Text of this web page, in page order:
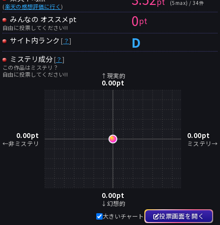
(楽天の感想評価に行く) (5max) / 34件
みんなの オススメpt
自由に投票してください!! 0pt
サイト内ランク [ ？] D
ミステリ成分 [？ ]
この作品はミステリ？
自由に投票してください!!
↑現実的
0.00pt
0.00pt
←非ミステリ
0.00pt
ミステリ→
0.00pt
↓幻想的
大きいチャート
投票画面を開く